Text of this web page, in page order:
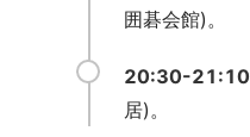
囲碁会館)。
20:30-21:10
居)。